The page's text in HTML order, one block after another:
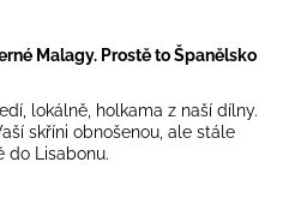
Malagy. Prostě to Španělsko
lokálně, holkama z naší dílny.
skříni obnošenou, ale stále
do Lisabonu.